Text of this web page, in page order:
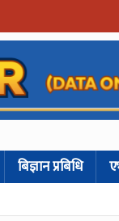
बिज्ञान प्रबिधि